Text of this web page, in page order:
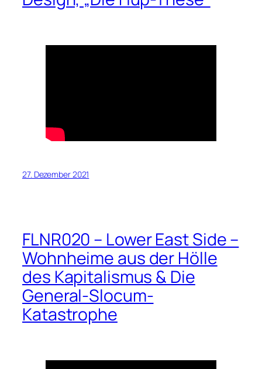
27. Dezember 2021
FLNR020 – Lower East Side –
Wohnheime aus der Hölle
des Kapitalismus & Die
General-Slocum-
Katastrophe